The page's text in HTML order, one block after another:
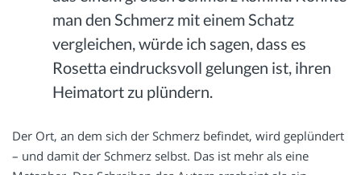
man den Schmerz mit einem Schatz
vergleichen, würde ich sagen, dass es
Rosetta eindrucksvoll gelungen ist, ihren
Heimatort zu plündern.
Der Ort, an dem sich der Schmerz befindet, wird geplündert
– und damit der Schmerz selbst. Das ist mehr als eine